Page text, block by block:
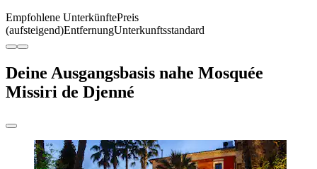
Empfohlene UnterkünftePreis
(aufsteigend)EntfernungUnterkunftsstandard
Deine Ausgangsbasis nahe Mosquée
Missiri de Djenné